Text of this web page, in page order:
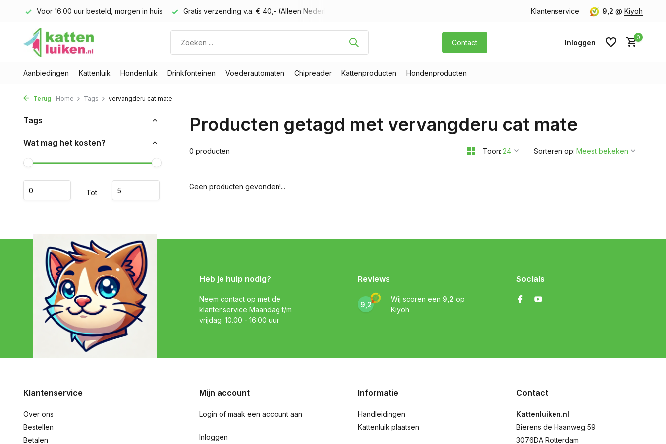
Voor 16.00 uur besteld, morgen in huis Gratis verzending v.a. € 40,- (Alleen Nederland) Gratis verzending v.a. € 40,- (Alleen Nederland)
Klantenservice 9,2 @ Kiyoh
Contact Inloggen
Account aanmaken
0
Aanbiedingen Kattenluik Hondenluik Drinkfonteinen Voederautomaten Chipreader Kattenproducten Hondenproducten
Terug Home Tags vervangderu cat mate
Tags
Wat mag het kosten?
Tot
Producten getagd met vervangderu cat mate
0 producten Toon: Sorteren op:
Geen producten gevonden!...
Heb je hulp nodig?
Neem contact op met de
klantenservice Maandag t/m
vrijdag: 10.00 - 16:00 uur
Reviews
9,2
Wij scoren een 9,2 op
Kiyoh
Socials
Klantenservice
Over ons
Bestellen
Betalen
Mijn account
Login of maak een account aan
Inloggen
Informatie
Handleidingen
Kattenluik plaatsen
Contact
Kattenluiken.nl
Bierens de Haanweg 59
3076DA Rotterdam